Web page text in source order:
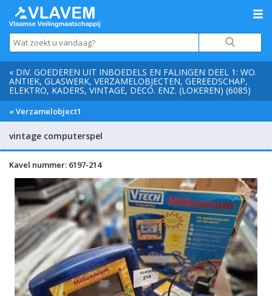
« DIV. GOEDEREN UIT INBOEDELS EN FALINGEN DEEL 1: WO.
ANTIEK, GLASWERK, VERZAMELOBJECTEN, GEREEDSCHAP,
ELEKTRO, KADERS, VINTAGE, DECO. ENZ. (LOKEREN) (6085)
« Verzamelobject1
vintage computerspel
Kavel nummer: 6197-214